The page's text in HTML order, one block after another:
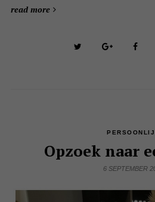
read more
Opzoek naar
6 SEPTEMBER